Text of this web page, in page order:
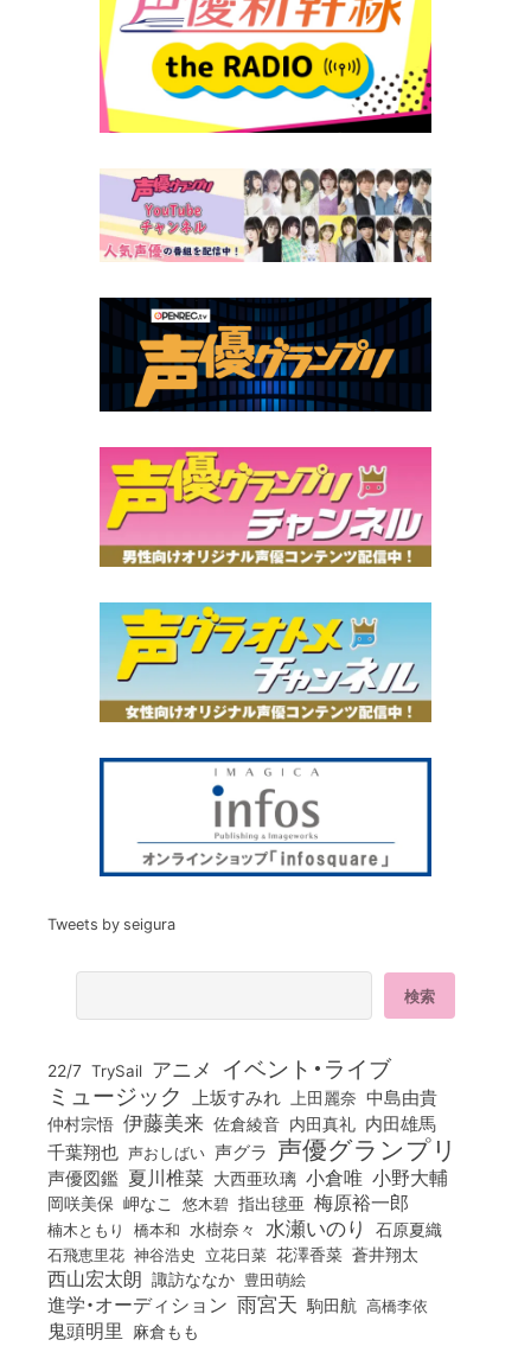
Tweets by seigura
22/7 TrySail アニメ イベント・ライブ
ミュージック 上坂すみれ 上田麗奈 中島由貴
仲村宗悟 伊藤美来 佐倉綾音 内田真礼 内田雄馬
千葉翔也 声おしばい 声グラ 声優グランプリ
声優図鑑 夏川椎菜 大西亜玖璃 小倉唯 小野大輔
岡咲美保 岬なこ 悠木碧 指出毬亜 梅原裕一郎
楠木ともり 橋本和 水樹奈々 水瀬いのり 石原夏織
石飛恵里花 神谷浩史 立花日菜 花澤香菜 蒼井翔太
西山宏太朗 諏訪ななか 豊田萌絵
進学・オーディション 雨宮天 駒田航 高橋李依
鬼頭明里 麻倉もも